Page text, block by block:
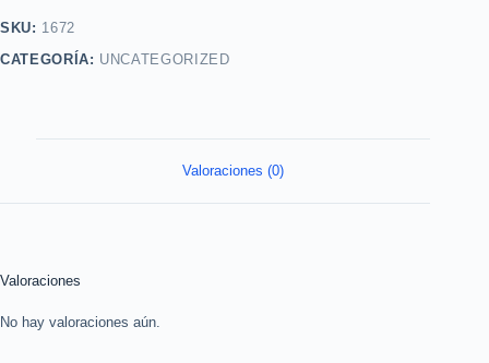
Nude
Rose
SKU: 1672
CATEGORÍA: UNCATEGORIZED
Valoraciones (0)
Valoraciones
No hay valoraciones aún.